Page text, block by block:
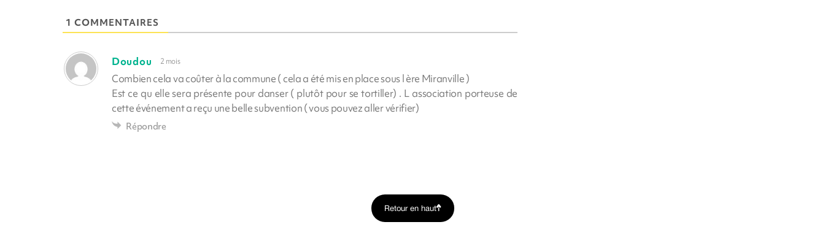
1 COMMENTAIRES
Doudou 2 mois
Combien cela va coûter à la commune ( cela a été mis en place sous l ère Miranville )
Est ce qu elle sera présente pour danser ( plutôt pour se tortiller) . L association porteuse de
cette événement a reçu une belle subvention ( vous pouvez aller vérifier)
Répondre
Retour en haut